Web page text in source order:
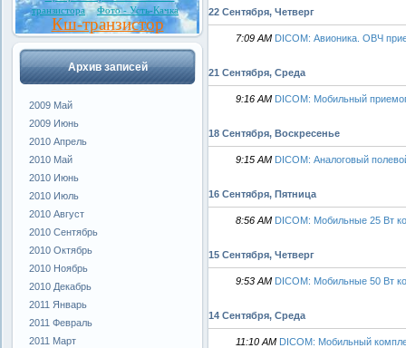
транзистора
Фото - Усть-Качка
Кш-транзистор
Архив записей
2009 Май
2009 Июнь
2010 Апрель
2010 Май
2010 Июнь
2010 Июль
2010 Август
2010 Сентябрь
2010 Октябрь
2010 Ноябрь
2010 Декабрь
2011 Январь
2011 Февраль
2011 Март
22 Сентября, Четверг
7:09 AM DICOM: Авионика. ОВЧ
21 Сентября, Среда
9:16 AM DICOM: Мобильный
18 Сентября, Воскресенье
9:15 AM DICOM: Аналоговый
16 Сентября, Пятница
8:56 AM DICOM: Мобильные 25 Вт
15 Сентября, Четверг
9:53 AM DICOM: Мобильные 50 Вт
14 Сентября, Среда
11:10 AM DICOM: Мобильный